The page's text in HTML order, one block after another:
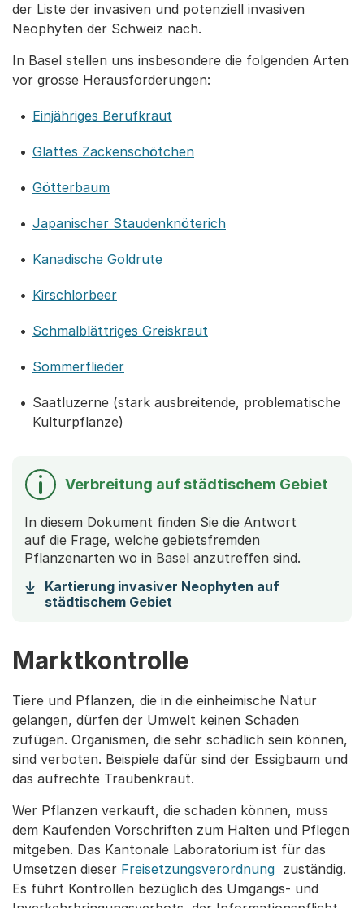
der Liste der invasiven und potenziell invasiven
Neophyten der Schweiz nach.
In Basel stellen uns insbesondere die folgenden Arten
vor grosse Herausforderungen:
Einjähriges Berufkraut
Glattes Zackenschötchen
Götterbaum
Japanischer Staudenknöterich
Kanadische Goldrute
Kirschlorbeer
Schmalblättriges Greiskraut
Sommerflieder
Saatluzerne (stark ausbreitende, problematische
Kulturpflanze)
Verbreitung auf städtischem Gebiet
In diesem Dokument finden Sie die Antwort
auf die Frage, welche gebietsfremden
Pflanzenarten wo in Basel anzutreffen sind.
Kartierung invasiver Neophyten auf
städtischem Gebiet
Marktkontrolle
Tiere und Pflanzen, die in die einheimische Natur
gelangen, dürfen der Umwelt keinen Schaden
zufügen. Organismen, die sehr schädlich sein können,
sind verboten. Beispiele dafür sind der Essigbaum und
das aufrechte Traubenkraut.
Wer Pflanzen verkauft, die schaden können, muss
dem Kaufenden Vorschriften zum Halten und Pflegen
mitgeben. Das Kantonale Laboratorium ist für das
Umsetzen dieser Freisetzungsverordnung zuständig.
Es führt Kontrollen bezüglich des Umgangs- und